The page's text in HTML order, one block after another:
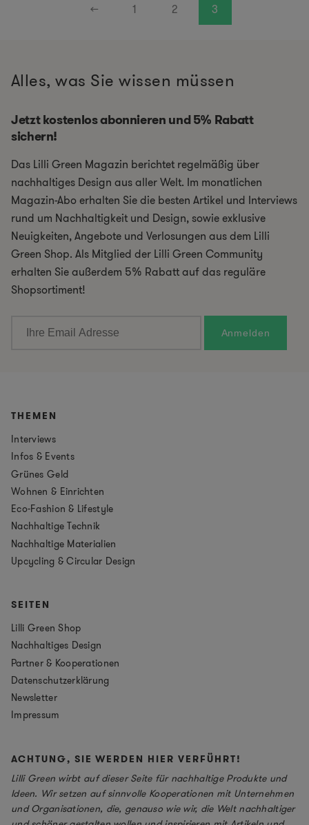
← 1 2 3
Alles, was Sie wissen müssen
Jetzt kostenlos abonnieren und 5% Rabatt
sichern!
Das Lilli Green Magazin berichtet regelmäßig über
nachhaltiges Design aus aller Welt. Im monatlichen
Magazin-Abo erhalten Sie die besten Artikel und Interviews
rund um Nachhaltigkeit und Design, sowie exklusive
Neuigkeiten, Angebote und Verlosungen aus dem Lilli
Green Shop. Als Mitglied der Lilli Green Community
erhalten Sie außerdem 5% Rabatt auf das reguläre
Shopsortiment!
THEMEN
Interviews
Infos & Events
Grünes Geld
Wohnen & Einrichten
Eco-Fashion & Lifestyle
Nachhaltige Technik
Nachhaltige Materialien
Upcycling & Circular Design
SEITEN
Lilli Green Shop
Nachhaltiges Design
Partner & Kooperationen
Datenschutzerklärung
Newsletter
Impressum
ACHTUNG, SIE WERDEN HIER VERFÜHRT!
Lilli Green wirbt auf dieser Seite für nachhaltige Produkte und
Ideen. Wir setzen auf sinnvolle Kooperationen mit Unternehmen
und Organisationen, die, genauso wie wir, die Welt nachhaltiger